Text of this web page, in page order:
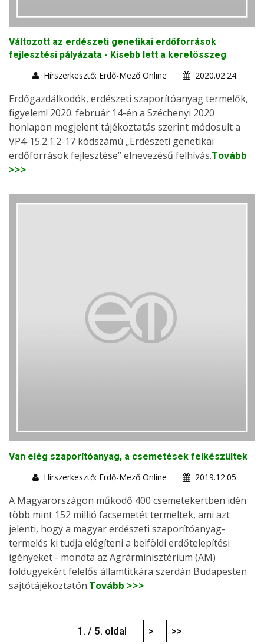
Változott az erdészeti genetikai erdőforrások
fejlesztési pályázata - Kisebb lett a keretösszeg
Hírszerkesztő: Erdő-Mező Online
2020.02.24.
Erdőgazdálkodók, erdészeti szaporítóanyag termelők,
figyelem! 2020. február 14-én a Széchenyi 2020
honlapon megjelent tájékoztatás szerint módosult a
VP4-15.2.1.2-17 kódszámú „Erdészeti genetikai
erdőforrások fejlesztése” elnevezésű felhívás.Tovább
>>>
Van elég szaporítóanyag, a csemetések felkészültek
Hírszerkesztő: Erdő-Mező Online
2019.12.05.
A Magyarországon működő 400 csemetekertben idén
több mint 152 millió facsemetét termeltek, ami azt
jelenti, hogy a magyar erdészeti szaporítóanyag-
termelés ki tudja elégíteni a belföldi erdőtelepítési
igényeket - mondta az Agrárminisztérium (AM)
földügyekért felelős államtitkára szerdán Budapesten
sajtótájékoztatón.Tovább >>>
1. / 5. oldal > >>